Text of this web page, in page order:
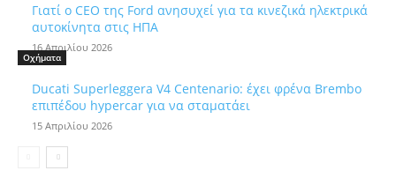
Γιατί ο CEO της Ford ανησυχεί για τα κινεζικά ηλεκτρικά
αυτοκίνητα στις ΗΠΑ
16 Απριλίου 2026
Οχήματα
Ducati Superleggera V4 Centenario: έχει φρένα Brembo
επιπέδου hypercar για να σταματάει
15 Απριλίου 2026